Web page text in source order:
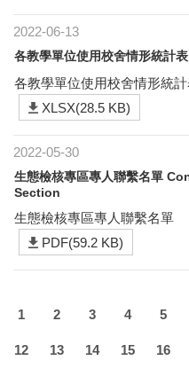
2022-06-13
各教學單位使用校舍情形統計表
各教學單位使用校舍情形統
XLSX(28.5 KB)
2022-05-30
生態檢核專區專人聯繫名單
Section
生態檢核專區專人聯繫名單
PDF(59.2 KB)
1 2 3 4 5
12 13 14 15 16